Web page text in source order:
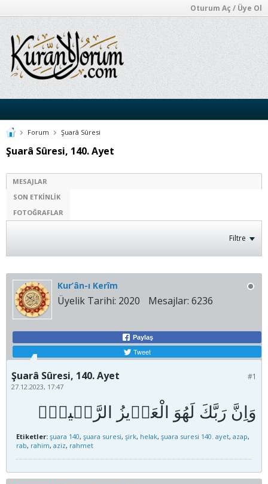
Oturum Aç / Üye Ol
Forum Şuarâ Sûresi
Şuarâ Sûresi, 140. Ayet
MESAJLAR
SON ETKINLIK
FOTOĞRAFLAR
Filtre
Kur’ân-ı Kerîm
Üyelik Tarihi: 2020 Mesajlar: 6236
Paylaş
Tweet
#1
Şuarâ Sûresi, 140. Ayet
27.12.2023, 17:47
Etiketler: şuara 140, şuara suresi, şirk, helak, şuara suresi 140. ayet, azap,
rab, rahim, aziz, rahmet